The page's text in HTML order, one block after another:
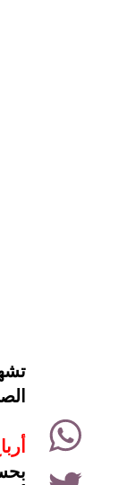
Twitter
WhatsApp
instagram